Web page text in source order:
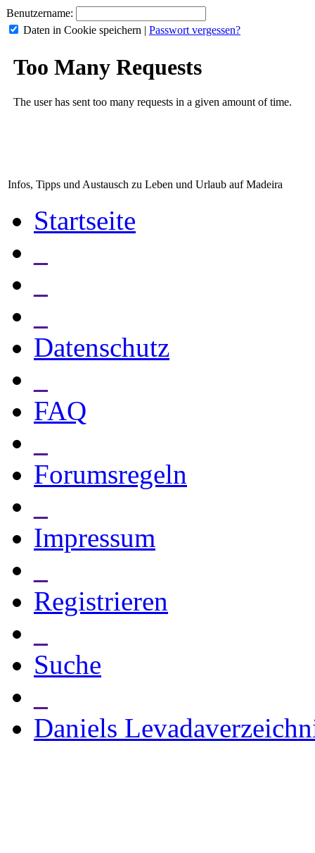
Benutzername:
Daten in Cookie speichern | Passwort vergessen?
Infos, Tipps und Austausch zu Leben und Urlaub auf Madeira
Startseite
Datenschutz
FAQ
Forumsregeln
Impressum
Registrieren
Suche
Daniels